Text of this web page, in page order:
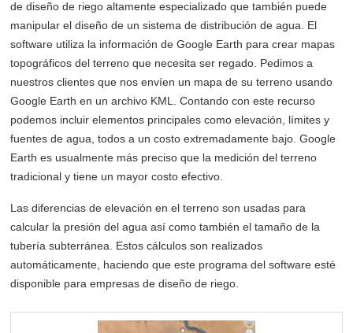
de diseño de riego altamente especializado que también puede
manipular el diseño de un sistema de distribución de agua. El
software utiliza la información de Google Earth para crear mapas
topográficos del terreno que necesita ser regado. Pedimos a
nuestros clientes que nos envíen un mapa de su terreno usando
Google Earth en un archivo KML. Contando con este recurso
podemos incluir elementos principales como elevación, límites y
fuentes de agua, todos a un costo extremadamente bajo. Google
Earth es usualmente más preciso que la medición del terreno
tradicional y tiene un mayor costo efectivo.
Las diferencias de elevación en el terreno son usadas para
calcular la presión del agua así como también el tamaño de la
tubería subterránea. Estos cálculos son realizados
automáticamente, haciendo que este programa del software esté
disponible para empresas de diseño de riego.